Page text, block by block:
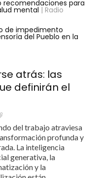
recomendaciones para
mental | Radio
de impedimento
del Pueblo en la
atrás: las
definirán el
del trabajo atraviesa
profunda y
La inteligencia
generativa, la
y la